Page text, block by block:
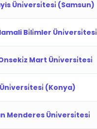
Üni̇versi̇tesi̇ (Samsun)
Bi̇li̇mler Üni̇versi̇tesi̇
Mart Üni̇versi̇tesi̇
(Konya)
Menderes Üni̇versi̇tesi̇